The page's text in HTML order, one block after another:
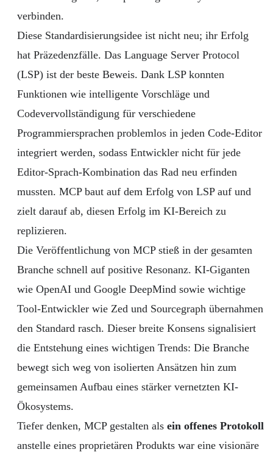
verbinden.
Diese Standardisierungsidee ist nicht neu; ihr Erfolg
hat Präzedenzfälle. Das Language Server Protocol
(LSP) ist der beste Beweis. Dank LSP konnten
Funktionen wie intelligente Vorschläge und
Codevervollständigung für verschiedene
Programmiersprachen problemlos in jeden Code-Editor
integriert werden, sodass Entwickler nicht für jede
Editor-Sprach-Kombination das Rad neu erfinden
mussten. MCP baut auf dem Erfolg von LSP auf und
zielt darauf ab, diesen Erfolg im KI-Bereich zu
replizieren.
Die Veröffentlichung von MCP stieß in der gesamten
Branche schnell auf positive Resonanz. KI-Giganten
wie OpenAI und Google DeepMind sowie wichtige
Tool-Entwickler wie Zed und Sourcegraph übernahmen
den Standard rasch. Dieser breite Konsens signalisiert
die Entstehung eines wichtigen Trends: Die Branche
bewegt sich weg von isolierten Ansätzen hin zum
gemeinsamen Aufbau eines stärker vernetzten KI-
Ökosystems.
Tiefer denken, MCP gestalten als ein offenes Protokoll
anstelle eines proprietären Produkts war eine visionäre